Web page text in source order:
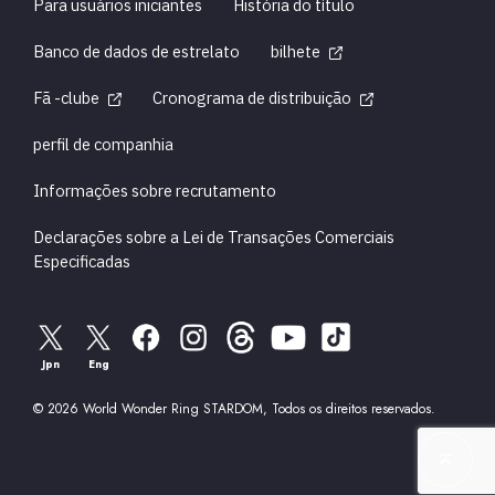
Para usuários iniciantes
História do título
Banco de dados de estrelato
bilhete
Fã -clube
Cronograma de distribuição
perfil de companhia
Informações sobre recrutamento
Declarações sobre a Lei de Transações Comerciais
Especificadas
Jpn Eng
© 2026 World Wonder Ring STARDOM, Todos os direitos reservados.